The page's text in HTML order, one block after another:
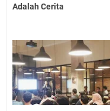
Adalah Cerita